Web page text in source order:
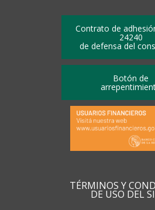
Contrato de
24240
de defensa del
Botón de
TÉRMINOS Y
DE USO DEL